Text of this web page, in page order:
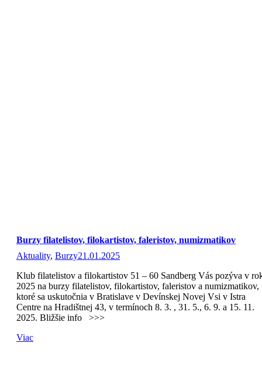
Burzy filatelistov, filokartistov, faleristov, numizmatikov
Aktuality, Burzy21.01.2025
Klub filatelistov a filokartistov 51 – 60 Sandberg Vás pozýva v
2025 na burzy filatelistov, filokartistov, faleristov a numizmatikov,
ktoré sa uskutočnia v Bratislave v Devínskej Novej Vsi v Istra
Centre na Hradištnej 43, v termínoch 8. 3. , 31. 5., 6. 9. a 15. 11.
2025. Bližšie info ˃˃˃
Viac